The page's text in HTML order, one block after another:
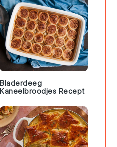
Bladerdeeg
Kaneelbroodjes Recept